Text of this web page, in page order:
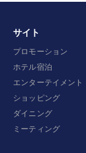
サイト
プロモーション
ホテル宿泊
エンターテイメント
ショッピング
ダイニング
ミーティング